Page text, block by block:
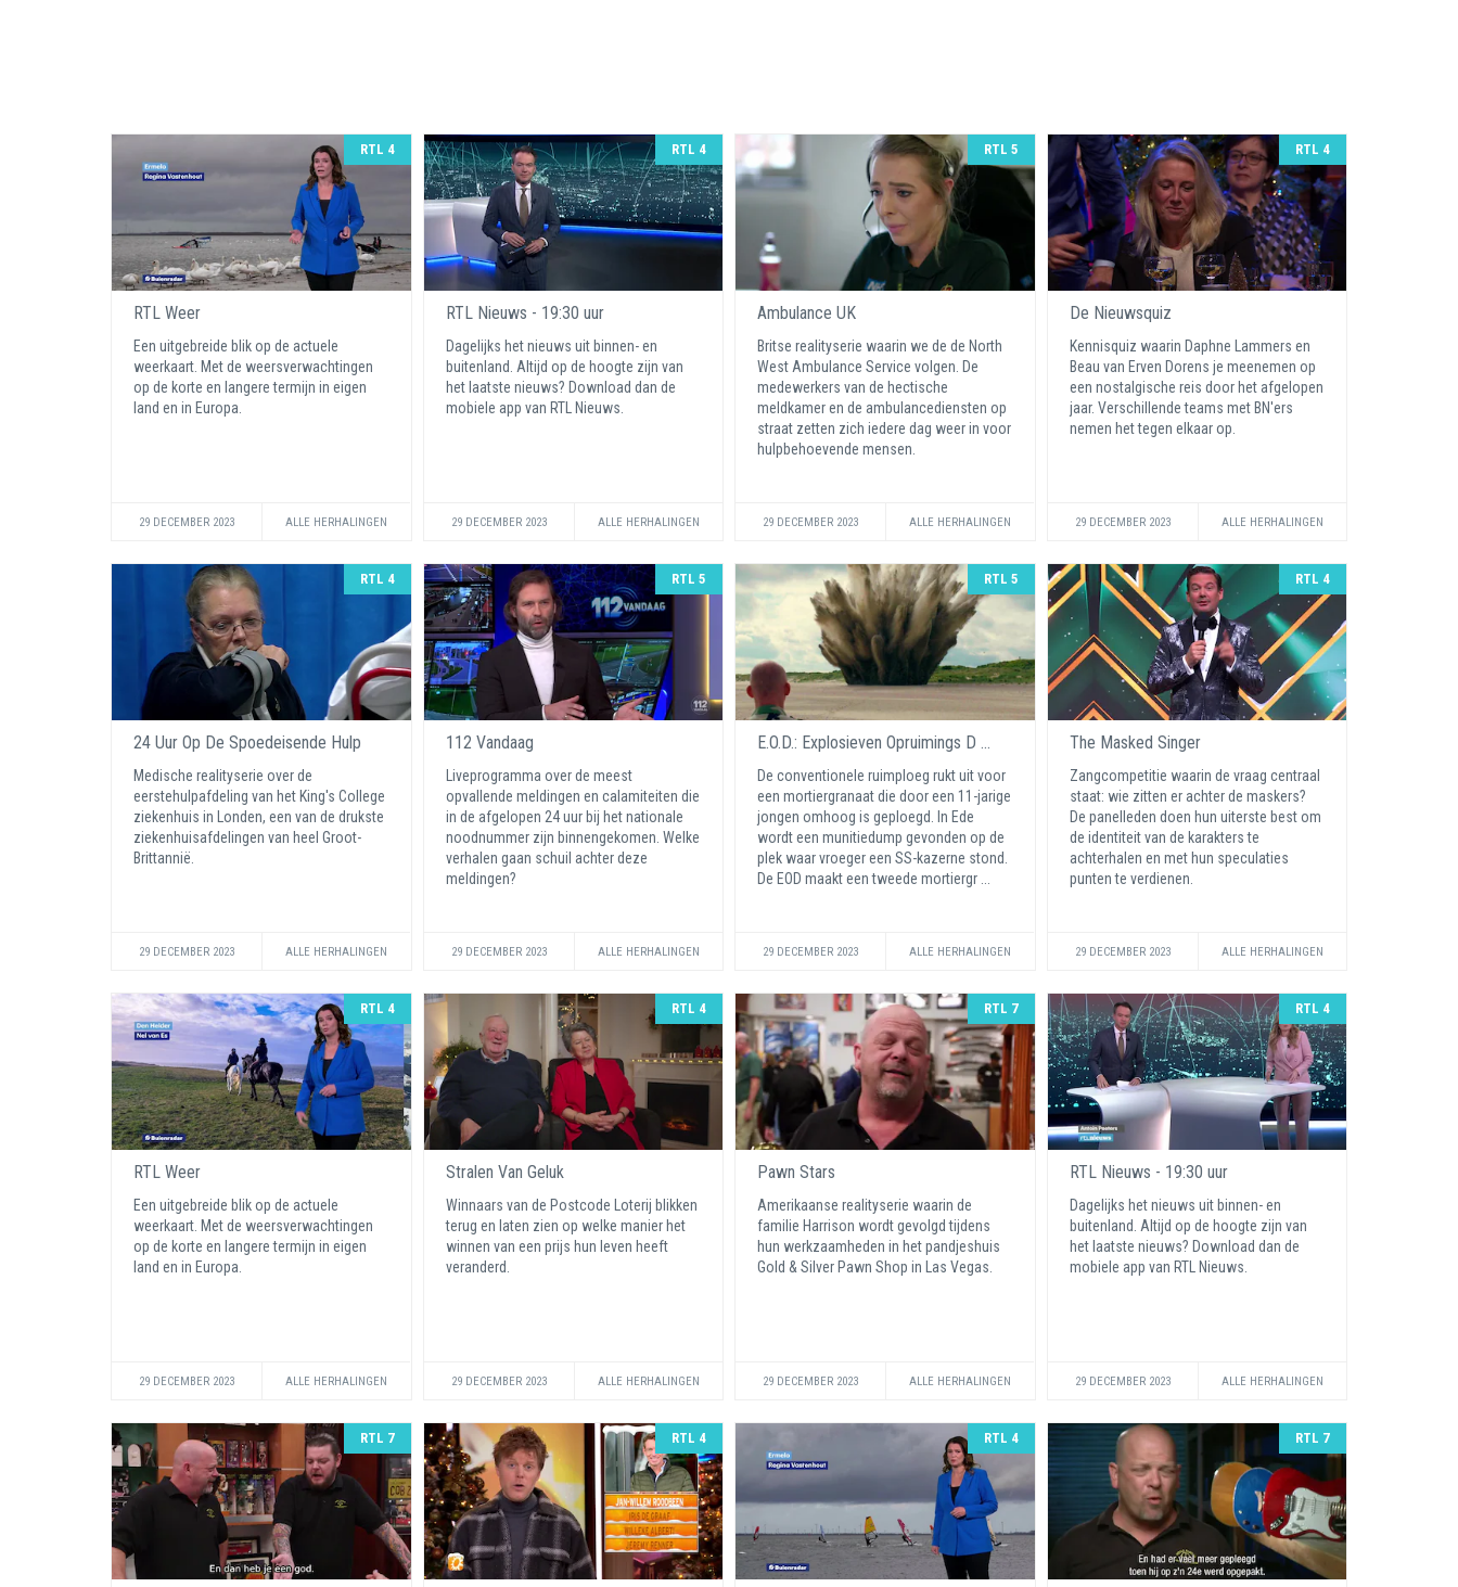
RTL 4
RTL Weer
Een uitgebreide blik op de actuele
weerkaart. Met de weersverwachtingen
op de korte en langere termijn in eigen
land en in Europa.
29 DECEMBER 2023 ALLE HERHALINGEN
RTL 4
RTL Nieuws - 19:30 uur
Dagelijks het nieuws uit binnen- en
buitenland. Altijd op de hoogte zijn van
het laatste nieuws? Download dan de
mobiele app van RTL Nieuws.
29 DECEMBER 2023 ALLE HERHALINGEN
RTL 5
Ambulance UK
Britse realityserie waarin we de de North
West Ambulance Service volgen. De
medewerkers van de hectische
meldkamer en de ambulancediensten op
straat zetten zich iedere dag weer in voor
hulpbehoevende mensen.
29 DECEMBER 2023 ALLE HERHALINGEN
RTL 4
De Nieuwsquiz
Kennisquiz waarin Daphne Lammers en
Beau van Erven Dorens je meenemen op
een nostalgische reis door het afgelopen
jaar. Verschillende teams met BN'ers
nemen het tegen elkaar op.
29 DECEMBER 2023 ALLE HERHALINGEN
RTL 4
24 Uur Op De Spoedeisende Hulp
Medische realityserie over de
eerstehulpafdeling van het King's College
ziekenhuis in Londen, een van de drukste
ziekenhuisafdelingen van heel Groot-
Brittannië.
29 DECEMBER 2023 ALLE HERHALINGEN
RTL 5
112 Vandaag
Liveprogramma over de meest
opvallende meldingen en calamiteiten die
in de afgelopen 24 uur bij het nationale
noodnummer zijn binnengekomen. Welke
verhalen gaan schuil achter deze
meldingen?
29 DECEMBER 2023 ALLE HERHALINGEN
RTL 5
E.O.D.: Explosieven Opruimings D ...
De conventionele ruimploeg rukt uit voor
een mortiergranaat die door een 11-jarige
jongen omhoog is geploegd. In Ede
wordt een munitiedump gevonden op de
plek waar vroeger een SS-kazerne stond.
De EOD maakt een tweede mortiergr ...
29 DECEMBER 2023 ALLE HERHALINGEN
RTL 4
The Masked Singer
Zangcompetitie waarin de vraag centraal
staat: wie zitten er achter de maskers?
De panelleden doen hun uiterste best om
de identiteit van de karakters te
achterhalen en met hun speculaties
punten te verdienen.
29 DECEMBER 2023 ALLE HERHALINGEN
RTL 4
RTL Weer
Een uitgebreide blik op de actuele
weerkaart. Met de weersverwachtingen
op de korte en langere termijn in eigen
land en in Europa.
29 DECEMBER 2023 ALLE HERHALINGEN
RTL 4
Stralen Van Geluk
Winnaars van de Postcode Loterij blikken
terug en laten zien op welke manier het
winnen van een prijs hun leven heeft
veranderd.
29 DECEMBER 2023 ALLE HERHALINGEN
RTL 7
Pawn Stars
Amerikaanse realityserie waarin de
familie Harrison wordt gevolgd tijdens
hun werkzaamheden in het pandjeshuis
Gold & Silver Pawn Shop in Las Vegas.
29 DECEMBER 2023 ALLE HERHALINGEN
RTL 4
RTL Nieuws - 19:30 uur
Dagelijks het nieuws uit binnen- en
buitenland. Altijd op de hoogte zijn van
het laatste nieuws? Download dan de
mobiele app van RTL Nieuws.
29 DECEMBER 2023 ALLE HERHALINGEN
RTL 7 RTL 4 RTL 4 RTL 7